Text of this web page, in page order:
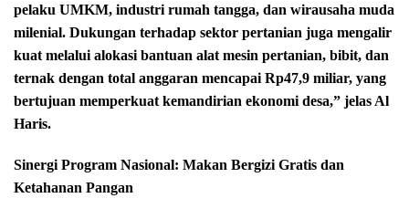
pelaku UMKM, industri rumah tangga, dan wirausaha muda
milenial. Dukungan terhadap sektor pertanian juga mengalir
kuat melalui alokasi bantuan alat mesin pertanian, bibit, dan
ternak dengan total anggaran mencapai Rp47,9 miliar, yang
bertujuan memperkuat kemandirian ekonomi desa,” jelas Al
Haris.
​Sinergi Program Nasional: Makan Bergizi Gratis dan
Ketahanan Pangan